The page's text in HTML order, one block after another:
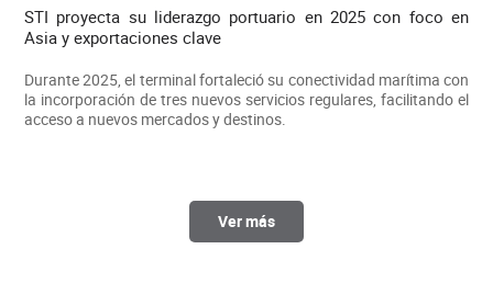
STI proyecta su liderazgo portuario en 2025 con foco en
Asia y exportaciones clave
Durante 2025, el terminal fortaleció su conectividad marítima con
la incorporación de tres nuevos servicios regulares, facilitando el
acceso a nuevos mercados y destinos.
Ver más